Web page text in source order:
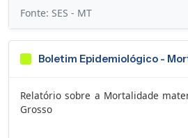
Fonte: SES - MT
Boletim Epidemiológico -
Relatório sobre a Mortalidade
Grosso